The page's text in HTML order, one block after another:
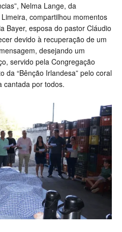
Nelma Lange, da
compartilhou momentos
Bayer, esposa do pastor Cláudio
devido à recuperação de um
desejando um
servido pela Congregação
da “Bênção Irlandesa” pelo coral
cantada por todos.